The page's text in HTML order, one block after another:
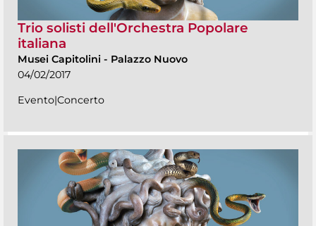
Trio solisti dell'Orchestra Popolare
italiana
Musei Capitolini - Palazzo Nuovo
04/02/2017
Evento|Concerto